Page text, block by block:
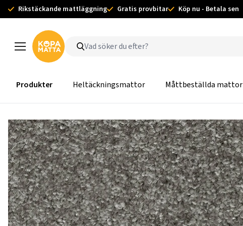
Rikstäckande mattläggning Gratis provbitar Köp nu - Betala sen
Produkter Heltäckningsmattor Måttbeställda mattor